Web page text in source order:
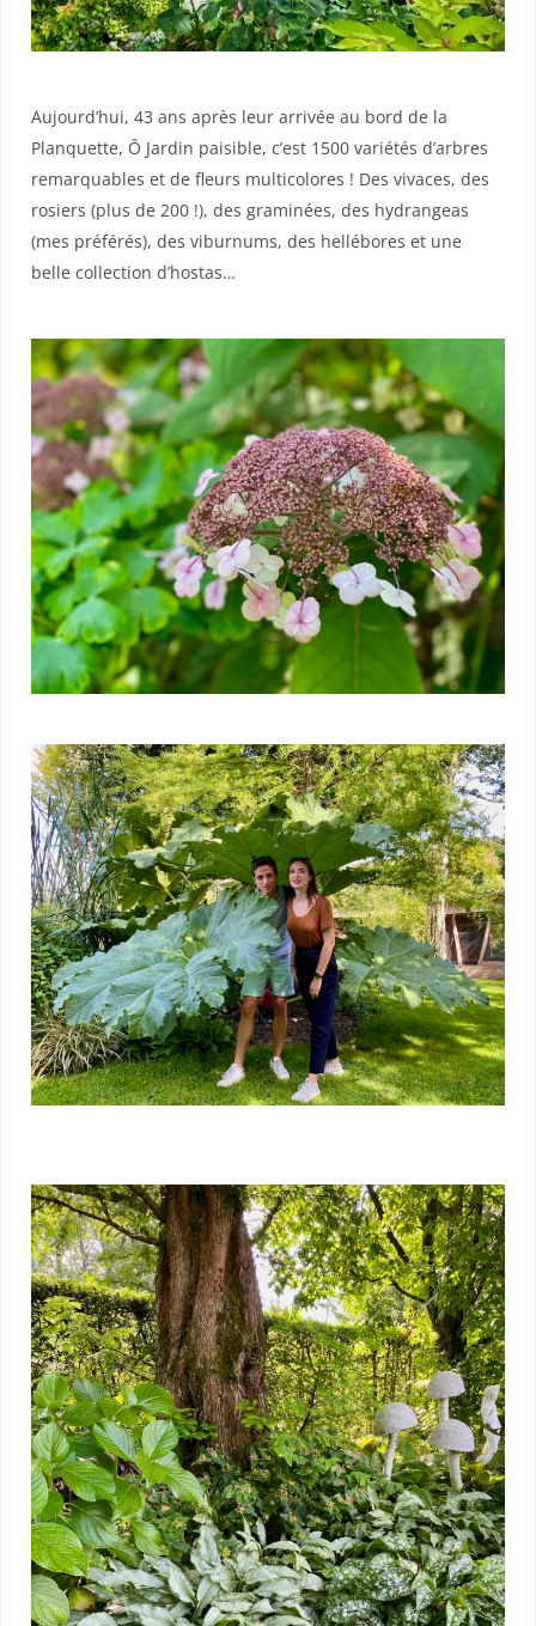
Aujourd’hui, 43 ans après leur arrivée au bord de la
Planquette, Ô Jardin paisible, c’est 1500 variétés d’arbres
remarquables et de fleurs multicolores ! Des vivaces, des
rosiers (plus de 200 !), des graminées, des hydrangeas
(mes préférés), des viburnums, des hellébores et une
belle collection d’hostas…